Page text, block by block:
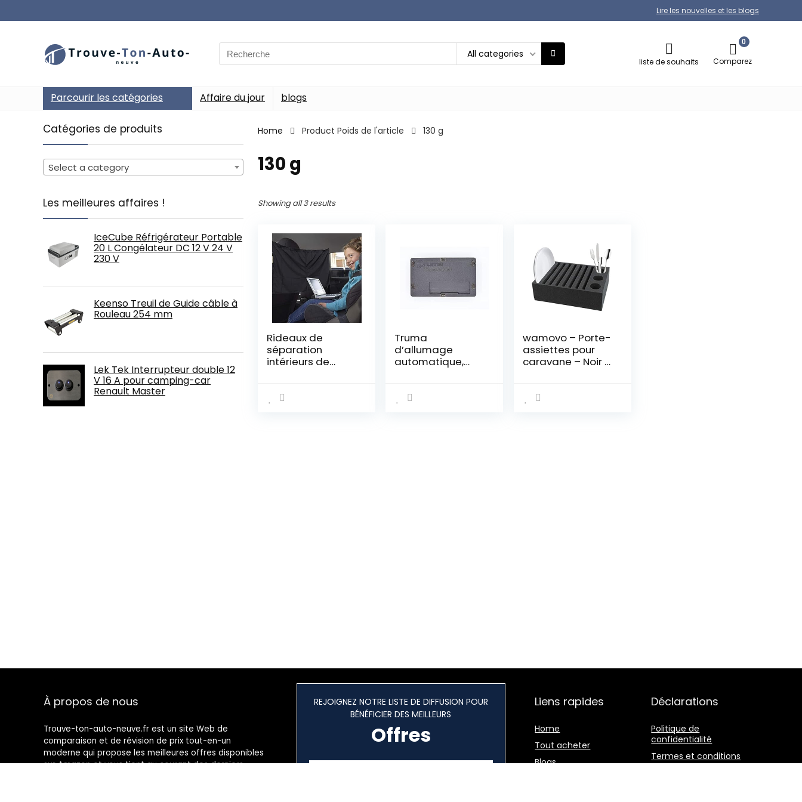
Lire les nouvelles et les blogs
Search
for:
All categories
liste de souhaits
0
Comparez
Parcourir les catégories Affaire du jour blogs
Catégories de produits
Select a category
Les meilleures affaires !
IceCube Réfrigérateur Portable
20 L Congélateur DC 12 V 24 V
230 V
Keenso Treuil de Guide câble à
Rouleau 254 mm
Lek Tek Interrupteur double 12
V 16 A pour camping-car
Renault Master
Home Product Poids de l'article ‎130 g
‎130 g
Showing all 3 results
Rideaux de
séparation
intérieurs de
Pare-Brise
Truma
d’allumage
automatique,
wamovo – Porte-
assiettes pour
caravane – Noir –
À propos de nous
Trouve-ton-auto-neuve.fr est un site Web de
comparaison et de révision de prix tout-en-un
moderne qui propose les meilleures offres disponibles
sur Amazon et vous tient au courant des derniers
REJOIGNEZ NOTRE LISTE DE DIFFUSION POUR
BÉNÉFICIER DES MEILLEURS
Offres
Liens rapides
Home
Tout acheter
Blogs
Déclarations
Politique de
confidentialité
Termes et conditions